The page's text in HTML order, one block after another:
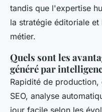
tandis que l'expertise
la stratégie éditoriale
métier.
Quels sont les
généré par
Rapidité de production,
SEO, analyse